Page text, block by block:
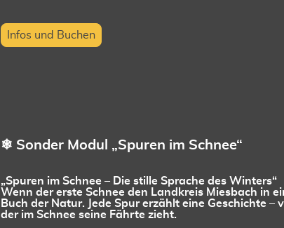
Infos und Buchen
❄ Sonder Modul „Spuren im Schnee“
„Spuren im Schnee – Die stille Sprache des Winters“
Wenn der erste Schnee den Landkreis Miesbach in
Buch der Natur. Jede Spur erzählt eine Geschichte
der im Schnee seine Fährte zieht.